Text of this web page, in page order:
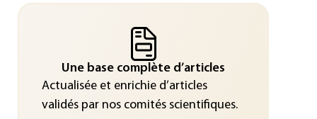
Une base complète d’articles
Actualisée et enrichie d’articles
validés par nos comités scientifiques.